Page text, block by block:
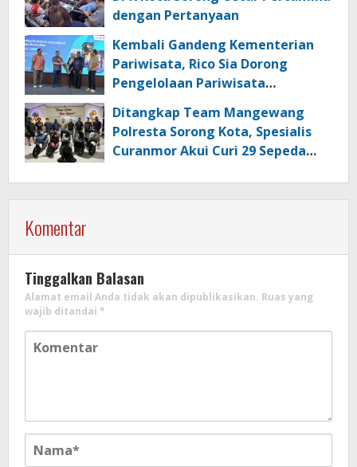
dengan Pertanyaan
Kembali Gandeng Kementerian
Pariwisata, Rico Sia Dorong
Pengelolaan Pariwisata
Ditangkap Team Mangewang
Polresta Sorong Kota, Spesialis
Curanmor Akui Curi 29 Sepeda
Komentar
Tinggalkan Balasan
Alamat email Anda tidak akan dipublikasikan. Ruas yang
wajib ditandai *